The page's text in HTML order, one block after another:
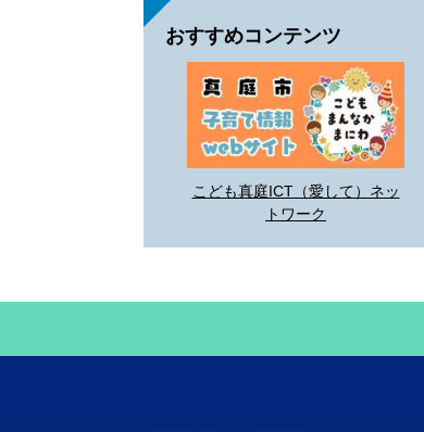
おすすめコンテンツ
こども真庭ICT（愛して）ネッ
トワーク